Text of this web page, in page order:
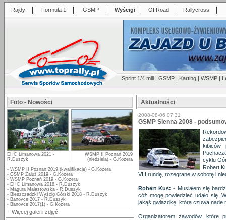
Rajdy | Formuła 1 | GSMP | Wyścigi | OffRoad | Rallycross |
Sprint 1/4 mili | GSMP | Karting | WSMP |
Foto - Nowości
EHC Limanowa 2021 -
R.Duszyk
WSMP II Poznań 2019
(niedziela) - G.Kozera
- WSMP II Poznań 2019 (kwalifikacje) - G.Kozera
- GSMP Załuż 2019 - G.Kozera
- WSMP Poznań 2019 - G.Kozera
- EHC Limanowa 2018 - R.Duszyk
- Magura Małastowska - R.Duszyk
- Bieszczadzki Wyścig Górski 2018 - R.Duszyk
- Banovce 2017 - R.Duszyk
- Banovce 2017(1) - G.Kozera
- Więcej galerii zdjęć
Aktualności
2008-08-06 07:31
GSMP Sienna 2008 -
kibiców
cyklu
Robert
VIII rundę, rozegrane w sobotę i
Robert Kus: - Musiałem się
cóż mogę powiedzieć udało się.
jakąś gwiazdkę, która czuwa nade
Organizatorem zawodów, które